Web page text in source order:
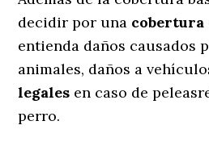
decidir por una cobertura
entienda daños causados
animales, daños a
legales en caso de
perro.